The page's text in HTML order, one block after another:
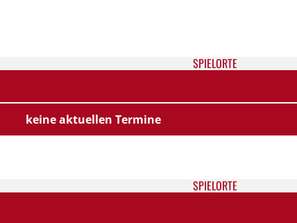
SPIELORTE
keine aktuellen Termine
SPIELORTE